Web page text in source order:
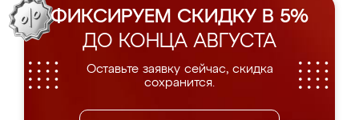
ФИКСИРУЕМ СКИДКУ В 5%
ДО КОНЦА АВГУСТА
Оставьте заявку сейчас, скидка
сохранится.